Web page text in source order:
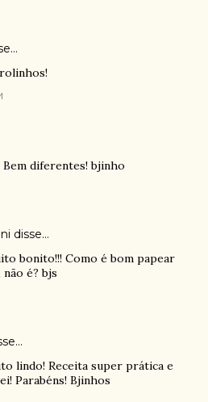
diferentes! bjinho
disse…
bonito!!! Como é bom papear
não é? bjs
lindo! Receita super prática e
Parabéns! Bjinhos